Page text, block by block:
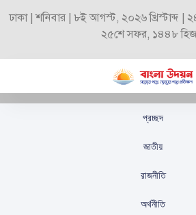
ঢাকা | শনিবার | ৮ই আগস্ট, ২০২৬ খ্রিস্টাব্দ |
২৫শে সফর, ১৪৪৮
প্রচ্ছদ
জাতীয়
রাজনীতি
অর্থনীতি
তানজিন তিশা
শাকিব খানের
প্রকাশিতঃঅক্টোবর